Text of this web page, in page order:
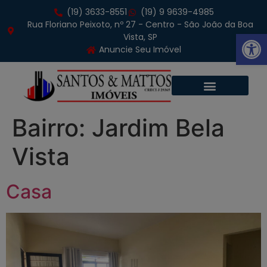
Abrir
(19) 3633-8551
(19) 9 9639-4985
Rua Floriano Peixoto, nº 27 - Centro - São João da Boa
Vista, SP
Anuncie Seu Imóvel
Bairro: Jardim Bela
Vista
Casa